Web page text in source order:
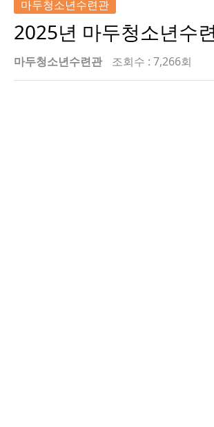
마두청소년수련관
2025년 마두청소년수
마두청소년수련관 조회수 : 7,266회